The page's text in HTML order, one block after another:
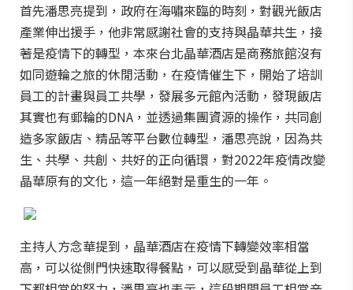
首先潘思亮提到，政府在海嘯來臨的時刻，對觀光飯店
產業伸出援手，他非常感謝社會的支持與晶華共生，接
著是疫情下的轉型，本來台北晶華酒店是商務旅館沒有
如同遊輪之旅的休閒活動，在疫情催生下，開始了培訓
員工的計畫與員工共學，發展多元館內活動，發現飯店
其實也有郵輪的DNA，並透過集團資源的操作，共同創
造多家飯店、精品等平台數位轉型，潘思亮說，因為共
生、共學、共創、共好的正向循環，對2022年疫情改變
晶華原有的文化，這一年絕對是重生的一年。
主持人方念華提到，晶華酒店在疫情下轉變效率相當
高，可以從側門快速取得餐點，可以感受到晶華從上到